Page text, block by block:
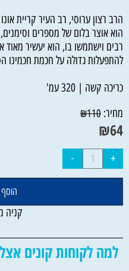
הרב רצון ערוסי, רב העיר קריית
הוא אוצר בלום של מספרים
רבים וישתמשו בו, הוא יעשיר מאוד
להתפעלות גדולה על חכמת חכמינו
כריכה קשה | 320 עמ'
מחיר:
₪110
₪64
קניה
למה לקוחות קונים